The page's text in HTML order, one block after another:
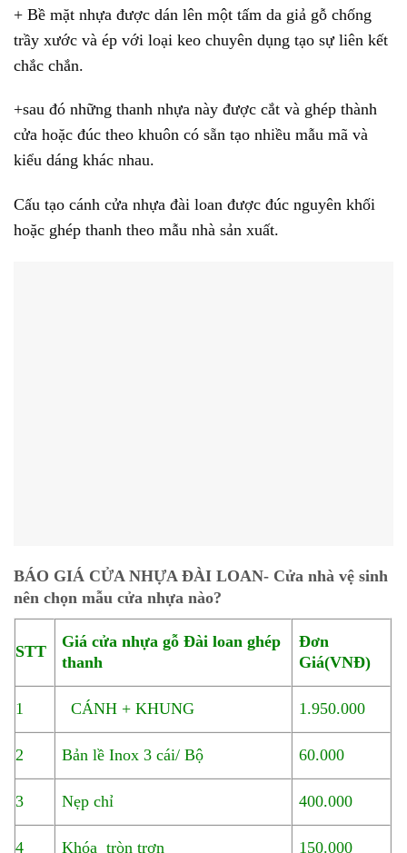
+ Bề mặt nhựa được dán lên một tấm da giả gỗ chống
trầy xước và ép với loại keo chuyên dụng tạo sự liên kết
chắc chắn.
+sau đó những thanh nhựa này được cắt và ghép thành
cửa hoặc đúc theo khuôn có sẵn tạo nhiều mẫu mã và
kiểu dáng khác nhau.
Cấu tạo cánh cửa nhựa đài loan được đúc nguyên khối
hoặc ghép thanh theo mẫu nhà sản xuất.
BÁO GIÁ CỬA NHỰA ĐÀI LOAN- Cửa nhà vệ sinh
nên chọn mẫu cửa nhựa nào?
STT
Giá cửa nhựa gỗ Đài loan ghép
thanh
Đơn
Giá(VNĐ)
1 CÁNH + KHUNG 1.950.000
2 Bản lề Inox 3 cái/ Bộ 60.000
3 Nẹp chỉ 400.000
4 Khóa tròn trơn 150.000